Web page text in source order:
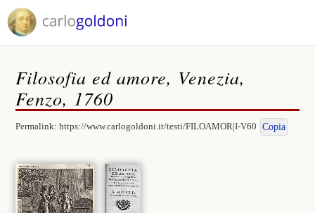
Filosofia ed amore, Venezia,
Fenzo, 1760
Permalink:https://www.carlogoldoni.it/testi/FILOAMOR|I-V60 Copia